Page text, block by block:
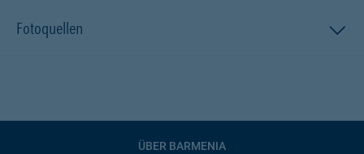
Fotoquellen
ÜBER BARMENIA